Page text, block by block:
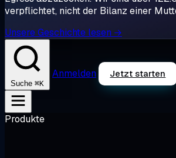
verpflichtet, nicht der Bilanz einer
Unsere Geschichte lesen →
Suche ⌘K
Anmelden Jetzt starten
Produkte